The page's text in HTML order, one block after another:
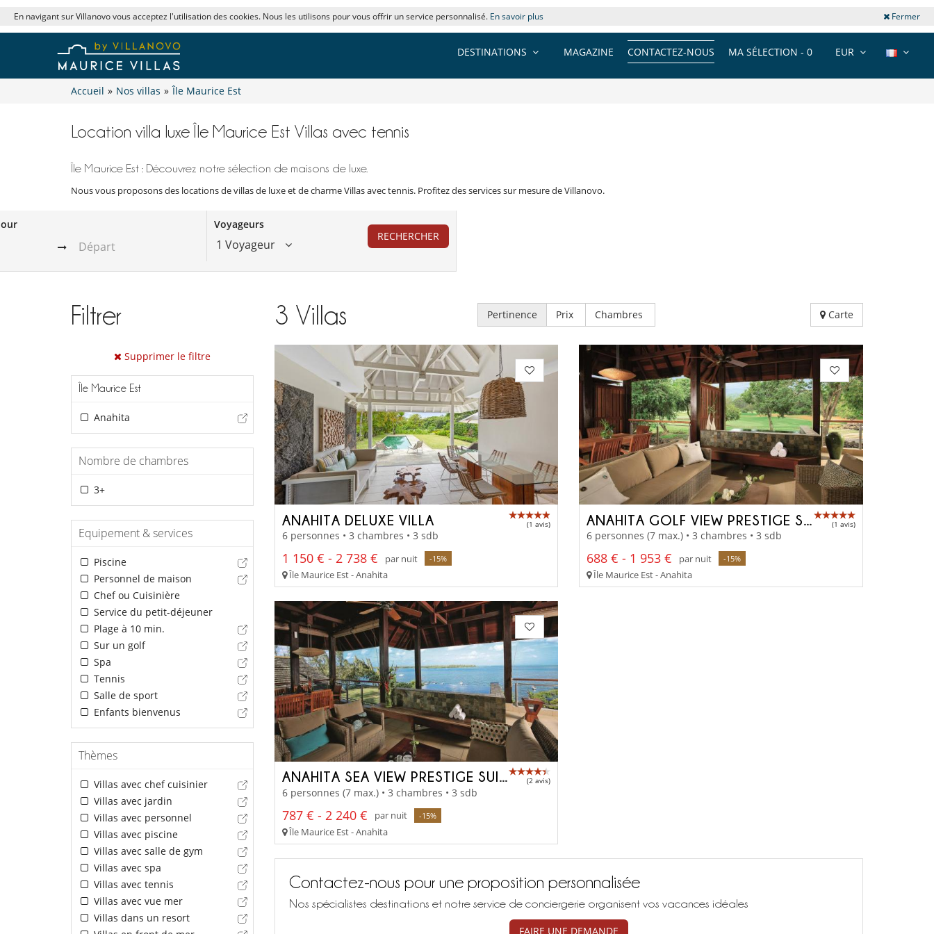
En navigant sur Villanovo vous acceptez l'utilisation des cookies. Nous les utilisons pour vous offrir un service personnalisé. En savoir plus Fermer
EUR
MA SÉLECTION - 0
CONTACTEZ-NOUS
MAGAZINE
DESTINATIONS
Accueil » Nos villas » Île Maurice Est
Location villa luxe Île Maurice Est Villas avec tennis
Île Maurice Est : Découvrez notre sélection de maisons de luxe.
Nous vous proposons des locations de villas de luxe et de charme Villas avec tennis. Profitez des services sur mesure de Villanovo.
Voyageurs
1 Voyageur
RECHERCHER
Filtrer
Supprimer le filtre
Île Maurice Est
Anahita
Nombre de chambres
3+
Equipement & services
Piscine
Personnel de maison
Chef ou Cuisinière
Service du petit-déjeuner
Plage à 10 min.
Sur un golf
Spa
Tennis
Salle de sport
Enfants bienvenus
Thèmes
Villas avec chef cuisinier
Villas avec jardin
Villas avec personnel
Villas avec piscine
Villas avec salle de gym
Villas avec spa
Villas avec tennis
Villas avec vue mer
Villas dans un resort
3 Villas Pertinence Prix Chambres Carte
ANAHITA DELUXE VILLA (1 avis)
6 personnes • 3 chambres • 3 sdb
1 150 € - 2 738 € par nuit -15%
Île Maurice Est - Anahita
ANAHITA GOLF VIEW PRESTIGE SUITE (1 avis)
6 personnes (7 max.) • 3 chambres • 3 sdb
688 € - 1 953 € par nuit -15%
Île Maurice Est - Anahita
ANAHITA SEA VIEW PRESTIGE SUITE (2 avis)
6 personnes (7 max.) • 3 chambres • 3 sdb
787 € - 2 240 € par nuit -15%
Île Maurice Est - Anahita
Contactez-nous pour une proposition personnalisée
Nos spécialistes destinations et notre service de conciergerie organisent vos vacances idéales
FAIRE UNE DEMANDE